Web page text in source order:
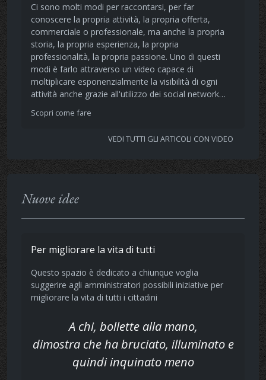
Ci sono molti modi per raccontarsi, per far
conoscere la propria attività, la propria offerta,
commerciale o professionale, ma anche la propria
storia, la propria esperienza, la propria
professionalità, la propria passione. Uno di questi
modi è farlo attraverso un video capace di
moltiplicare esponenzialmente la visibilità di ogni
attività anche grazie all'utilizzo dei social network…
Scopri come fare
VEDI TUTTI GLI ARTICOLI CON VIDEO
Nuove idee
Per migliorare la vita di tutti
Questo spazio è dedicato a chiunque voglia
suggerire agli amministratori possibili iniziative per
migliorare la vita di tutti i cittadini
A chi, bollette alla mano,
dimostra che ha bruciato, illuminato e
quindi inquinato meno